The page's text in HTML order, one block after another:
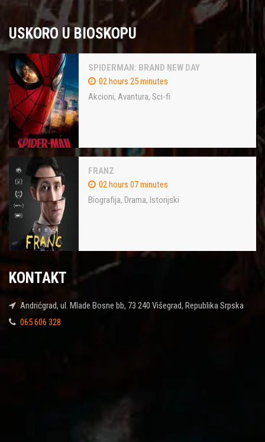
USKORO U BIOSKOPU
SPIDERMAN: BRAND NEW DAY
02 hours 25 minutes
Akcioni, Avantura, Sci-fi
FRANZ
02 hours 07 minutes
Biografija, Drama, Istorijski
KONTAKT
Andrićgrad, ul. Mlade Bosne bb, 73 240 Višegrad, Republika Srpska
065 606 328